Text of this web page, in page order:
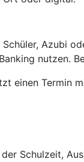
Azubi
nutzen.
einen Termin
Schulzeit,